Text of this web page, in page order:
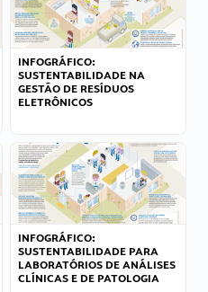
INFOGRÁFICO:
SUSTENTABILIDADE NA
GESTÃO DE RESÍDUOS
ELETRÔNICOS
INFOGRÁFICO:
SUSTENTABILIDADE PARA
LABORATÓRIOS DE ANÁLISES
CLÍNICAS E DE PATOLOGIA